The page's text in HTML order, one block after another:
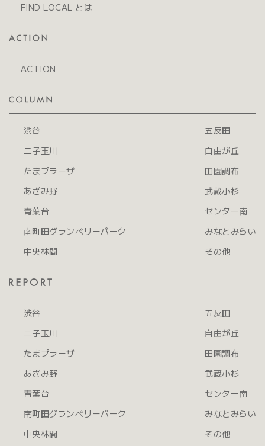
FIND LOCAL とは
ACTION
渋谷
二子玉川
たまプラーザ
あざみ野
青葉台
南町田グランベリーパーク
中央林間
五反田
自由が丘
田園調布
武蔵小杉
センター南
みなとみらい
その他
渋谷
二子玉川
たまプラーザ
あざみ野
青葉台
南町田グランベリーパーク
中央林間
五反田
自由が丘
田園調布
武蔵小杉
センター南
みなとみらい
その他